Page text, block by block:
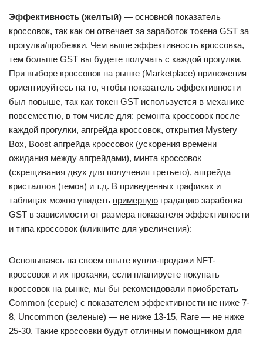
Эффективность (желтый) — основной показатель
кроссовок, так как он отвечает за заработок токена GST за
прогулки/пробежки. Чем выше эффективность кроссовка,
тем больше GST вы будете получать с каждой прогулки.
При выборе кроссовок на рынке (Marketplace) приложения
ориентируйтесь на то, чтобы показатель эффективности
был повыше, так как токен GST используется в механике
повсеместно, в том числе для: ремонта кроссовок после
каждой прогулки, апгрейда кроссовок, открытия Mystery
Box, Boost апгрейда кроссовок (ускорения времени
ожидания между апгрейдами), минта кроссовок
(скрещивания двух для получения третьего), апгрейда
кристаллов (гемов) и т.д. В приведенных графиках и
таблицах можно увидеть примерную градацию заработка
GST в зависимости от размера показателя эффективности
и типа кроссовок (кликните для увеличения):
Основываясь на своем опыте купли-продажи NFT-
кроссовок и их прокачки, если планируете покупать
кроссовок на рынке, мы бы рекомендовали приобретать
Common (серые) с показателем эффективности не ниже 7-
8, Uncommon (зеленые) — не ниже 13-15, Rare — не ниже
25-30. Такие кроссовки будут отличным помощником для